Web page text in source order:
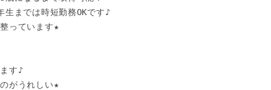
生までは時短勤務OKです♪
っています★
す♪
がうれしい★